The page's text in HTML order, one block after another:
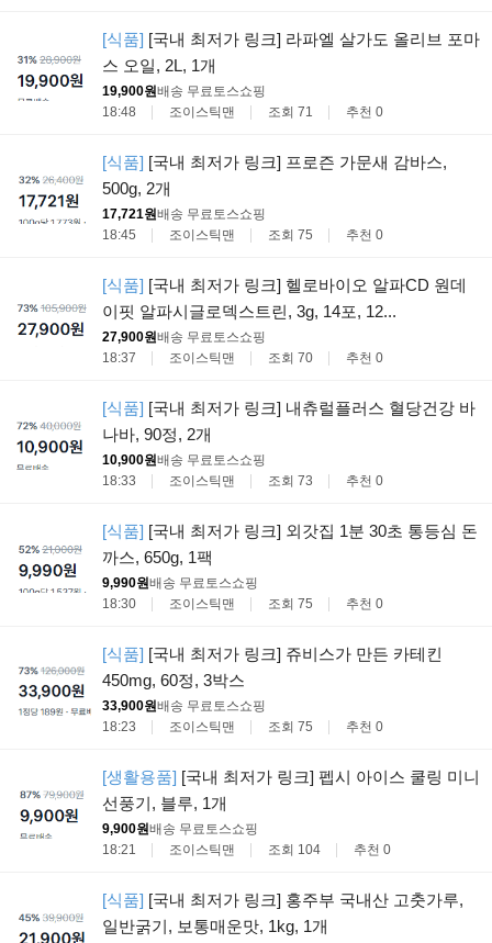
[식품] [국내 최저가 링크] 라파엘 살가도 올리브 포마
스 오일, 2L, 1개
19,900원배송 무료토스쇼핑
18:48
조이스틱맨 조회 71 추천 0
[식품] [국내 최저가 링크] 프로즌 가문새 감바스,
500g, 2개
17,721원배송 무료토스쇼핑
18:45
조이스틱맨 조회 75 추천 0
[식품] [국내 최저가 링크] 헬로바이오 알파CD 원데
이핏 알파시글로덱스트린, 3g, 14포, 12...
27,900원배송 무료토스쇼핑
18:37
조이스틱맨 조회 70 추천 0
[식품] [국내 최저가 링크] 내츄럴플러스 혈당건강 바
나바, 90정, 2개
10,900원배송 무료토스쇼핑
18:33
조이스틱맨 조회 73 추천 0
[식품] [국내 최저가 링크] 외갓집 1분 30초 통등심 돈
까스, 650g, 1팩
9,990원배송 무료토스쇼핑
18:30
조이스틱맨 조회 75 추천 0
[식품] [국내 최저가 링크] 쥬비스가 만든 카테킨
450mg, 60정, 3박스
33,900원배송 무료토스쇼핑
18:23
조이스틱맨 조회 75 추천 0
[생활용품] [국내 최저가 링크] 펩시 아이스 쿨링 미니
선풍기, 블루, 1개
9,900원배송 무료토스쇼핑
18:21
조이스틱맨 조회 104 추천 0
[식품] [국내 최저가 링크] 홍주부 국내산 고춧가루,
일반굵기, 보통매운맛, 1kg, 1개